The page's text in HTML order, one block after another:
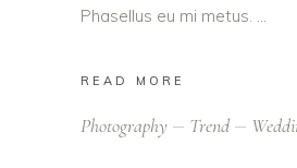
Phasellus eu mi metus.
READ MORE
Photography Trend